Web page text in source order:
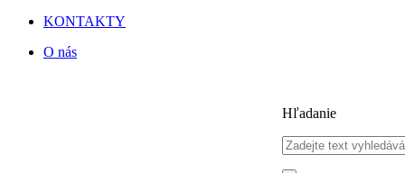
KONTAKTY
O nás
Hľadanie